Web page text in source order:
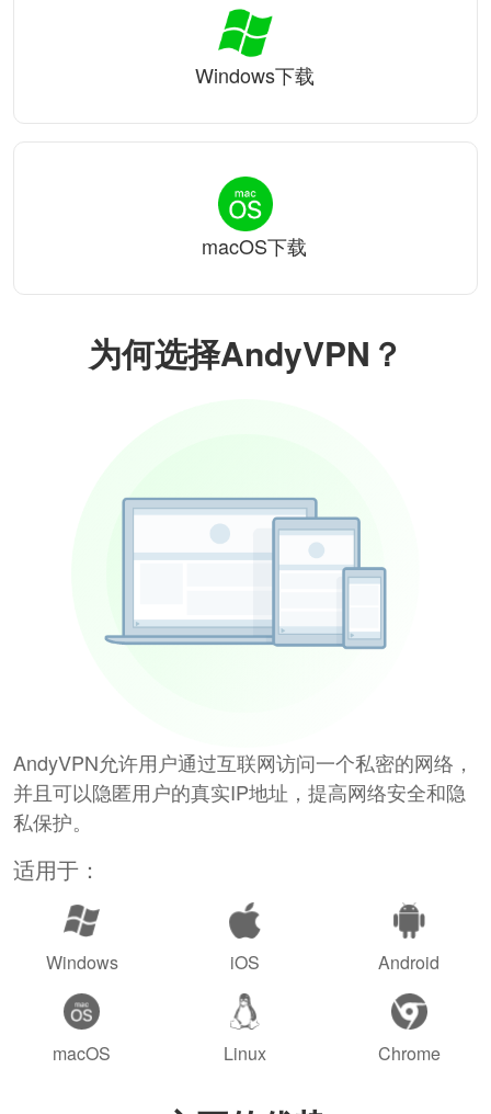
为何选择AndyVPN？
AndyVPN允许用户通过互联网访问一个私密的网络，
并且可以隐匿用户的真实IP地址，提高网络安全和隐
私保护。
适用于：
Windows iOS Android
macOS Linux Chrome
Windows下载
macOS下载